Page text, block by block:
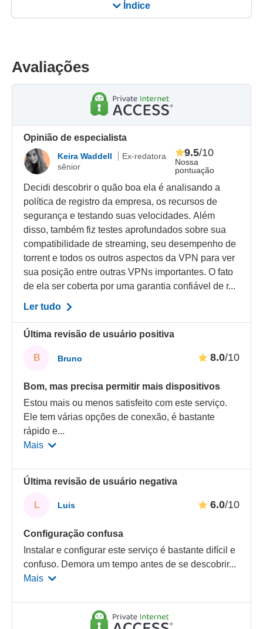
Índice
Avaliações
Opinião de especialista
Keira Waddell
Ex-redatora
sênior
Nossa
pontuação
9.5/10
Decidi descobrir o quão boa ela é analisando a
política de registro da empresa, os recursos de
segurança e testando suas velocidades. Além
disso, também fiz testes aprofundados sobre sua
compatibilidade de streaming, seu desempenho de
torrent e todos os outros aspectos da VPN para ver
sua posição entre outras VPNs importantes. O fato
de ela ser coberta por uma garantia confiável de r...
Ler tudo
Última revisão de usuário positiva
B Bruno 8.0/10
Bom, mas precisa permitir mais dispositivos
Estou mais ou menos satisfeito com este serviço.
Ele tem várias opções de conexão, é bastante
rápido e...
Mais
Última revisão de usuário negativa
L Luis 6.0/10
Configuração confusa
Instalar e configurar este serviço é bastante difícil e
confuso. Demora um tempo antes de se descobrir...
Mais